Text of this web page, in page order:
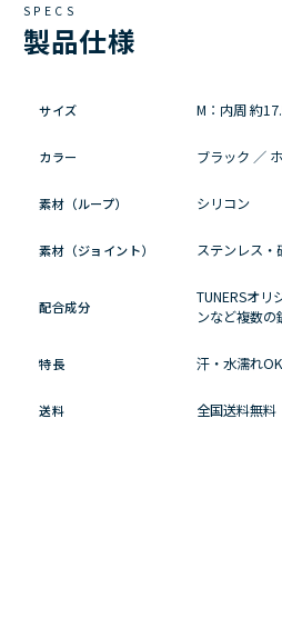
SPECS
製品仕様
サイズ M：内周 約
カラー ブラック ／
素材（ループ） シリコン
素材（ジョイント） ステンレス・
配合成分
TUNERSオリ
ンなど複数の
特長 汗・水濡れ
送料 全国送料無料